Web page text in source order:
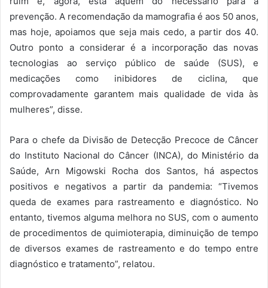
prevenção. A recomendação da mamografia é aos 50 anos,
mas hoje, apoiamos que seja mais cedo, a partir dos 40.
Outro ponto a considerar é a incorporação das novas
tecnologias ao serviço público de saúde (SUS), e
medicações como inibidores de ciclina, que
comprovadamente garantem mais qualidade de vida às
mulheres”, disse.
Para o chefe da Divisão de Detecção Precoce de Câncer
do Instituto Nacional do Câncer (INCA), do Ministério da
Saúde, Arn Migowski Rocha dos Santos, há aspectos
positivos e negativos a partir da pandemia: “Tivemos
queda de exames para rastreamento e diagnóstico. No
entanto, tivemos alguma melhora no SUS, com o aumento
de procedimentos de quimioterapia, diminuição de tempo
de diversos exames de rastreamento e do tempo entre
diagnóstico e tratamento”, relatou.